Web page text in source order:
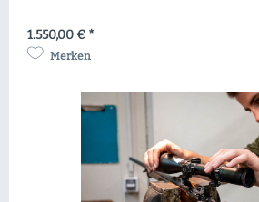
Einschießen kümmern. Geben Sie
mit welcher Munition Ihre Waffe...
1.550,00 € *
Merken